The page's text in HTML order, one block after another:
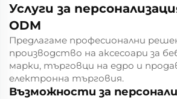
Услуги за
ODM
Предлагаме професионални
производство на аксесоари за
марки, търговци на едро и
електронна търговия.
Възможности за